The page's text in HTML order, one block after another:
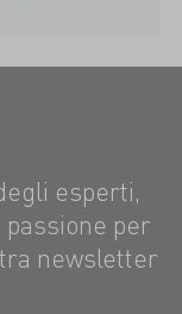
esperti,
per
newsletter